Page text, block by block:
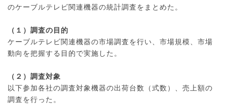
産業用電子機器
ＡＶＣ分野別情報
テレビ
受信システム
のケーブルテレビ関連機器の統計調査をまとめた。
（１）調査の目的
ケーブルテレビ関連機器の市場調査を行い、市場規模、市場
動向を把握する目的で実施した。
（２）調査対象
以下参加各社の調査対象機器の出荷台数（式数）、売上額の
調査を行った。